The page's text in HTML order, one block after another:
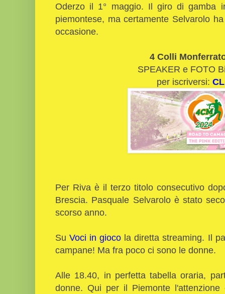
Oderzo il 1° maggio. Il giro di gamba
piemontese, ma certamente Selvarolo
occasione.
4 Colli
SPEAKER e FOTO
per iscriversi:
Per Riva è il terzo titolo consecutivo
Brescia. Pasquale Selvarolo è stato
scorso anno.
SuVoci in gioco la diretta streaming. Il
campane! Ma fra poco ci sono le donne.
Alle 18.40, in perfetta tabella oraria,
donne. Qui per il Piemonte